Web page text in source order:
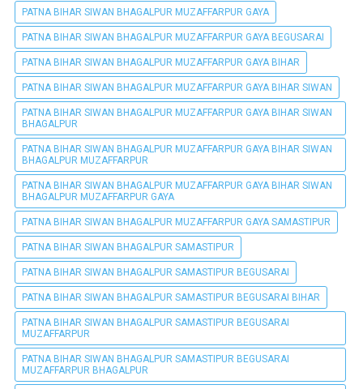
PATNA BIHAR SIWAN BHAGALPUR MUZAFFARPUR GAYA
PATNA BIHAR SIWAN BHAGALPUR MUZAFFARPUR GAYA BEGUSARAI
PATNA BIHAR SIWAN BHAGALPUR MUZAFFARPUR GAYA BIHAR
PATNA BIHAR SIWAN BHAGALPUR MUZAFFARPUR GAYA BIHAR SIWAN
PATNA BIHAR SIWAN BHAGALPUR MUZAFFARPUR GAYA BIHAR SIWAN
BHAGALPUR
PATNA BIHAR SIWAN BHAGALPUR MUZAFFARPUR GAYA BIHAR SIWAN
BHAGALPUR MUZAFFARPUR
PATNA BIHAR SIWAN BHAGALPUR MUZAFFARPUR GAYA BIHAR SIWAN
BHAGALPUR MUZAFFARPUR GAYA
PATNA BIHAR SIWAN BHAGALPUR MUZAFFARPUR GAYA SAMASTIPUR
PATNA BIHAR SIWAN BHAGALPUR SAMASTIPUR
PATNA BIHAR SIWAN BHAGALPUR SAMASTIPUR BEGUSARAI
PATNA BIHAR SIWAN BHAGALPUR SAMASTIPUR BEGUSARAI BIHAR
PATNA BIHAR SIWAN BHAGALPUR SAMASTIPUR BEGUSARAI
MUZAFFARPUR
PATNA BIHAR SIWAN BHAGALPUR SAMASTIPUR BEGUSARAI
MUZAFFARPUR BHAGALPUR